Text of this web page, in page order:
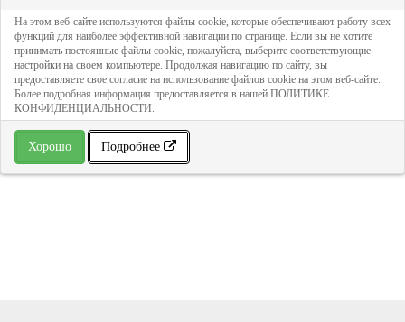
227 руб
ДОБАВИТЬ В КОРЗИНУ
» В избранное
На этом веб-сайте используются файлы cookie, которые обеспечивают работу всех
функций для наиболее эффективной навигации по странице. Если вы не хотите
принимать постоянные файлы cookie, пожалуйста, выберите соответствующие
настройки на своем компьютере. Продолжая навигацию по сайту, вы
предоставляете свое согласие на использование файлов cookie на этом веб-сайте.
Более подробная информация предоставляется в нашей ПОЛИТИКЕ
КОНФИДЕНЦИАЛЬНОСТИ.
Хорошо Подробнее